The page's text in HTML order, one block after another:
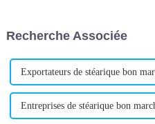
de mettre au point la formule…
Recherche Associée
Exportateurs de stéarique bon
Entreprises de stéarique bon